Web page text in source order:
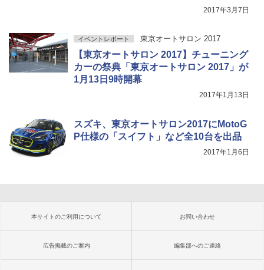
2017年3月7日
イベントレポート 東京オートサロン 2017
【東京オートサロン 2017】チューニング
カーの祭典「東京オートサロン 2017」が
1月13日9時開幕
2017年1月13日
スズキ、東京オートサロン2017にMotoG
P仕様の「スイフト」など全10台を出品
2017年1月6日
本サイトのご利用について お問い合わせ
広告掲載のご案内 編集部へのご連絡